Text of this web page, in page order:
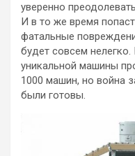
уверенно
И в то же время
фатальные
будет совсем
уникальной машины
1000 машин, но война
были готовы.